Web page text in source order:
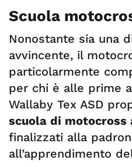
Scuola
Nonostante sia una
avvincente, il
particolarmente
per chi è alle prime
Wallaby Tex ASD
scuola di motocross
finalizzati alla
all’apprendimento